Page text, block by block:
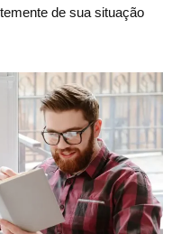
de sua situação